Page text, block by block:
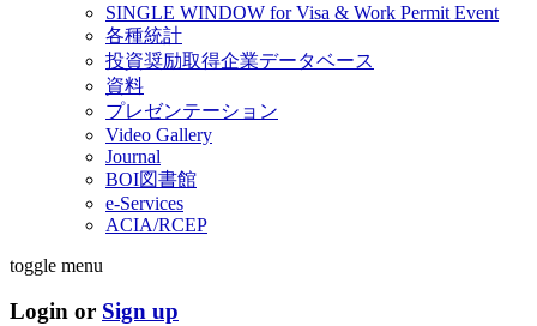
SINGLE WINDOW for Visa & Work Permit Event
各種統計
投資奨励取得企業データベース
資料
プレゼンテーション
Video Gallery
Journal
BOI図書館
e-Services
ACIA/RCEP
toggle menu
Login or Sign up